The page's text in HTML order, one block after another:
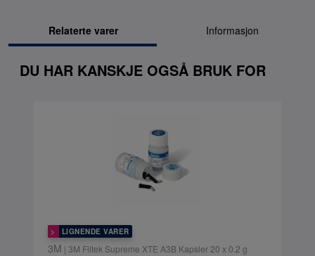
Relaterte varer Informasjon
DU HAR KANSKJE OGSÅ BRUK FOR
LIGNENDE VARER
3M | 3M Filtek Supreme XTE A3B Kapsler 20 x 0.2 g